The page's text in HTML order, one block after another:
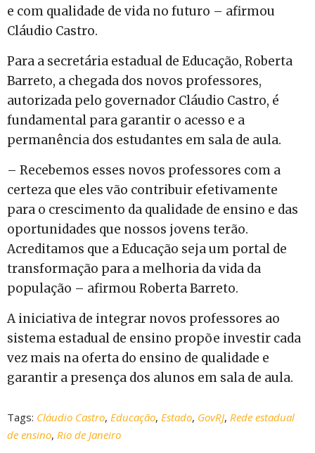
e com qualidade de vida no futuro – afirmou
Cláudio Castro.
Para a secretária estadual de Educação, Roberta
Barreto, a chegada dos novos professores,
autorizada pelo governador Cláudio Castro, é
fundamental para garantir o acesso e a
permanência dos estudantes em sala de aula.
– Recebemos esses novos professores com a
certeza que eles vão contribuir efetivamente
para o crescimento da qualidade de ensino e das
oportunidades que nossos jovens terão.
Acreditamos que a Educação seja um portal de
transformação para a melhoria da vida da
população – afirmou Roberta Barreto.
A iniciativa de integrar novos professores ao
sistema estadual de ensino propõe investir cada
vez mais na oferta do ensino de qualidade e
garantir a presença dos alunos em sala de aula.
Tags: Cláudio Castro, Educação, Estado, GovRJ, Rede estadual
de ensino, Rio de Janeiro